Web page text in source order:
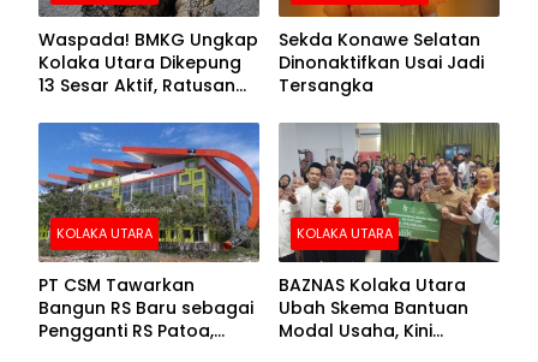
Waspada! BMKG Ungkap
Kolaka Utara Dikepung
13 Sesar Aktif, Ratusan
Sekda Konawe Selatan
Dinonaktifkan Usai Jadi
Tersangka
KOLAKA UTARA
PT CSM Tawarkan
Bangun RS Baru sebagai
Pengganti RS Patoa,
KOLAKA UTARA
BAZNAS Kolaka Utara
Ubah Skema Bantuan
Modal Usaha, Kini